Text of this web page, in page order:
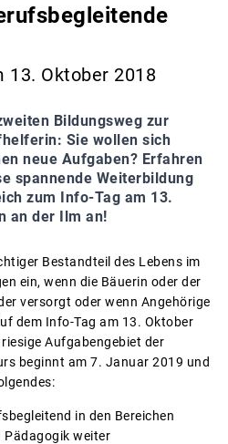
Oktober 2018
Bildungsweg zur
Sie wollen sich
neue Aufgaben? Erfahren
spannende Weiterbildung
zum Info-Tag am 13.
an der Ilm an!
Bestandteil des Lebens im
ein, wenn die Bäuerin oder der
versorgt oder wenn Angehörige
dem Info-Tag am 13. Oktober
Aufgabengebiet der
beginnt am 7. Januar 2019 und
in den Bereichen
weiter